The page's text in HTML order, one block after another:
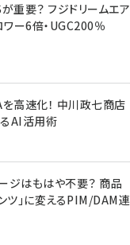
重要？ フジドリームエア
ー6倍・UGC200％
高速化！ 中川政七商店
AI活用術
ジはもはや不要？ 商品
ツ」に変えるPIM/DAM連